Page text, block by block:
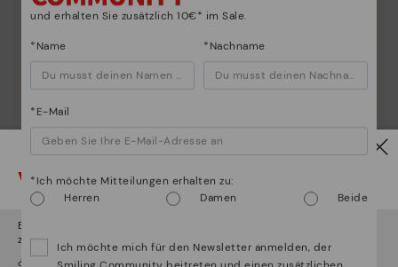
Entdecken sie mehr
Seit 1984 arbeiten wir daran, jeden Schuh einzigartig
Vorsicht!
Es scheint, dass Sie sich in
zugreifen werden.
¿Möchten Sie auf die Website vonUsagehen?
und erhalten Sie zusätzlich 10€* im Sale.
*Name *Nachname
*E-Mail
*Ich möchte Mitteilungen erhalten zu:
Herren
Damen Beide
Ich möchte mich für den Newsletter anmelden, der